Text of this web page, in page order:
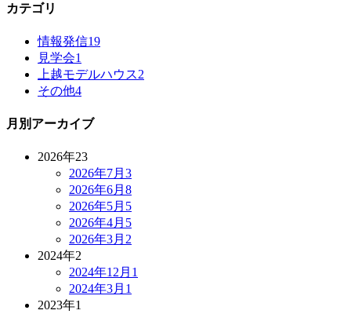
カテゴリ
情報発信19
見学会1
上越モデルハウス2
その他4
月別アーカイブ
2026年23
2026年7月 3
2026年6月 8
2026年5月 5
2026年4月 5
2026年3月 2
2024年2
2024年12月 1
2024年3月 1
2023年1